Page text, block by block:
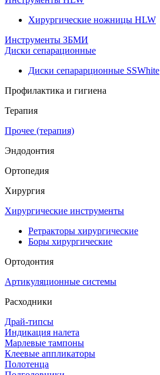
Хирургические ножницы HLW
Инструменты ЗБМИ
Диски сепарационные
Диски сепарарционные SSWhite
Профилактика и гигиена
Терапия
Прочее (терапия)
Эндодонтия
Ортопедия
Хирургия
Хирургические инструменты
Ретракторы хирургические
Боры хирургические
Ортодонтия
Артикуляционные системы
Расходники
Драй-типсы
Индикация налета
Марлевые тампоны
Клеевые аппликаторы
Полотенца